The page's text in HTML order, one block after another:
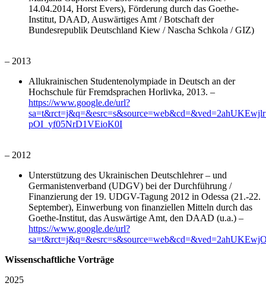
14.04.2014, Horst Evers), Förderung durch das Goethe-
Institut, DAAD, Auswärtiges Amt / Botschaft der
Bundesrepublik Deutschland Kiew / Nascha Schkola / GIZ)
– 2013
Allukrainischen Studentenolympiade in Deutsch an der
Hochschule für Fremdsprachen Horlivka, 2013. –
https://www.google.de/url?
pOI_yf05NrD1VEioK0I
– 2012
Unterstützung des Ukrainischen Deutschlehrer – und
Germanistenverband (UDGV) bei der Durchführung /
Finanzierung der 19. UDGV-Tagung 2012 in Odessa (21.-22.
September), Einwerbung von finanziellen Mitteln durch das
Goethe-Institut, das Auswärtige Amt, den DAAD (u.a.) –
https://www.google.de/url?
Wissenschaftliche Vorträge
2025